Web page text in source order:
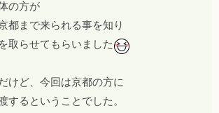
の方が
都まで来られる事を知り
取らせてもらいました
けど、今回は京都の方に
するということでした。